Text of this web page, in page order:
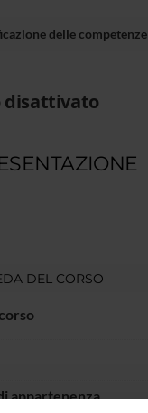
delle competenze
disattivato
DEL CORSO
appartenenza